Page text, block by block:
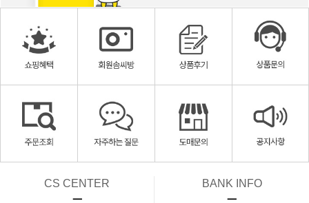
CS CENTER
ㅡ
BANK INFO
ㅡ